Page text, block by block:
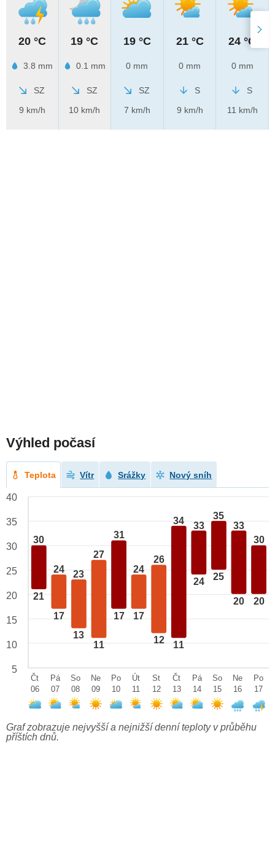
20 °C
3.8 mm
SZ
9 km/h
19 °C
0.1 mm
SZ
10 km/h
19 °C
0 mm
SZ
7 km/h
21 °C
0 mm
S
9 km/h
24 °C
0 mm
S
11 km/h
Výhled počasí
Teplota Vítr Srážky Nový sníh
30
21
24
17
23
13
27
11
31
17
24
17
26
12
34
11
33
24
35
25
33
20
30
20
40
35
30
25
20
15
10
5
Čt
06
Pá
07
So
08
Ne
09
Po
10
Út
11
St
12
Čt
13
Pá
14
So
15
Ne
16
Po
17
Graf zobrazuje nejvyšší a nejnižší denní teploty v průběhu
příštích dnů.